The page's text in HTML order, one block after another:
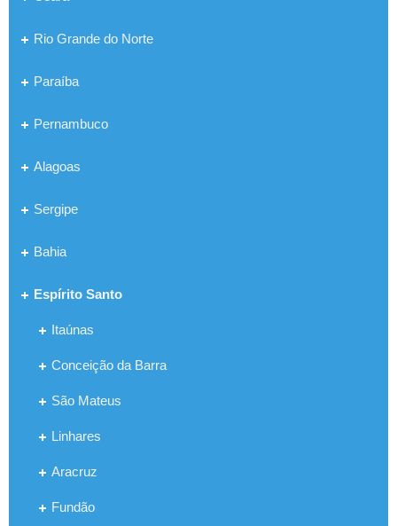
Rio Grande do Norte
Paraíba
Pernambuco
Alagoas
Sergipe
Bahia
Espírito Santo
Itaúnas
Conceição da Barra
São Mateus
Linhares
Aracruz
Fundão